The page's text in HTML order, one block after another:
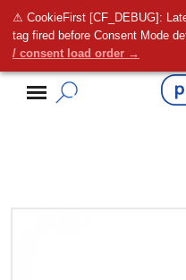
⚠ CookieFirst [CF_DEBUG]:
tag fired before Consent Mode
/ consent load order →